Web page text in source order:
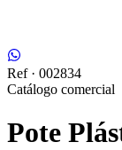
Ref · 002834
Catálogo comercial
Pote